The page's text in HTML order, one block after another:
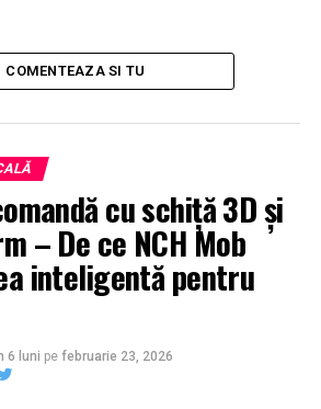
COMENTEAZA SI TU
cu schiță 3D și
– De ce NCH Mob
inteligentă pentru
6 luni pe februarie 23, 2026